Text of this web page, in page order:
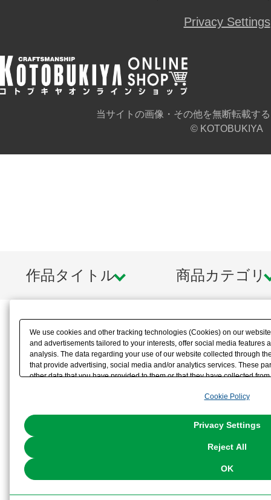
Privacy Settings
当サイトの画像・その他を無断転載す
© KOTOBUKIYA
作品タイトル 商品カテゴリ
We use cookies and other tracking technologies (Cookies) on our
and advertisements tailored to your interests, offer social media features
analysis. The data regarding your use of our website collected through
that provide advertising, social media and/or analytics services. These
other data that you have provided to them or that they have collected
the use of all Cookies except for Strictly Necessary Cookies, please
You can change your consent or rejection settings at any time via
Cookie Policy
Privacy Settings
Reject All
OK